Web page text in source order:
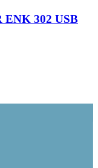
302 USB